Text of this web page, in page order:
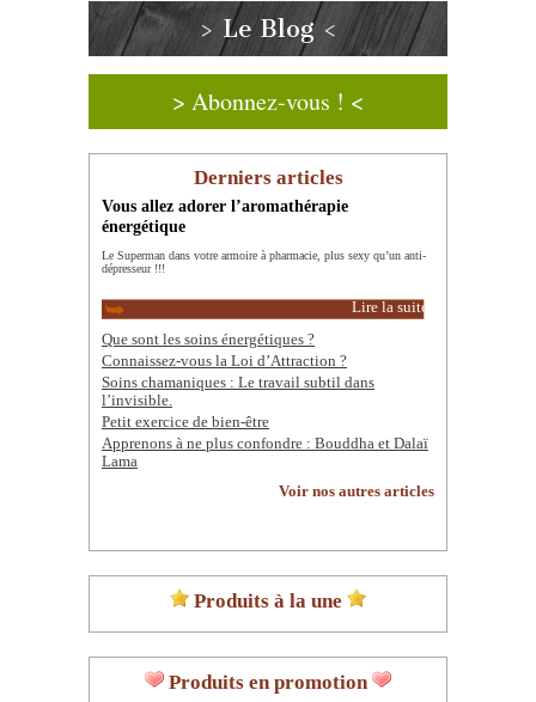
> Le Blog <
> Abonnez-vous ! <
Derniers articles
Vous allez adorer l’aromathérapie
énergétique
Le Superman dans votre armoire à pharmacie, plus sexy qu’un anti-
dépresseur !!!
Lire la suite
Que sont les soins énergétiques ?
Connaissez-vous la Loi d’Attraction ?
Soins chamaniques : Le travail subtil dans
l’invisible.
Petit exercice de bien-être
Apprenons à ne plus confondre : Bouddha et Dalaï
Lama
Voir nos autres articles
Produits à la une
Produits en promotion